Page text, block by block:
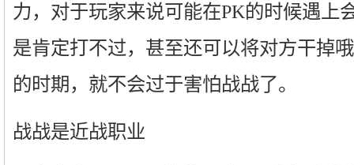
力，对于玩家来说可能在PK的时候遇上
是肯定打不过，甚至还可以将对方干掉
的时期，就不会过于害怕战战了。
战战是近战职业